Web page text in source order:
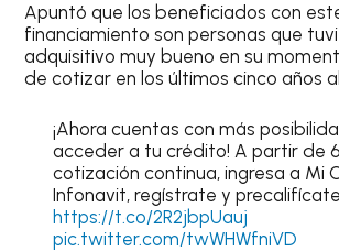
Apuntó que los beneficiados con
financiamiento son personas que
adquisitivo muy bueno en su
de cotizar en los últimos cinco años al
¡Ahora cuentas con más
acceder a tu crédito! A partir de
cotización continua, ingresa a Mi
Infonavit, regístrate y
https://t.co/2R2jbpUauj
pic.twitter.com/twWHWfniVD